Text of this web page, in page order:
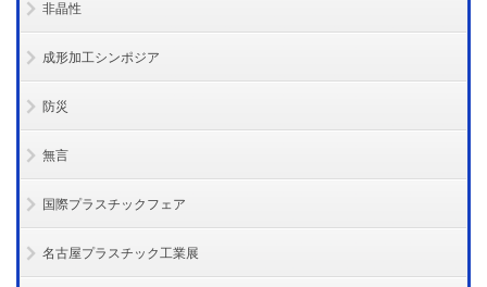
非晶性
成形加工シンポジア
防災
無言
国際プラスチックフェア
名古屋プラスチック工業展